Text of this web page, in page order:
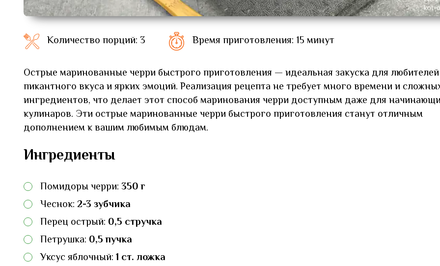
Количество порций: 3 Время приготовления: 15 минут
Острые маринованные черри быстрого приготовления — идеальная закуска для любителей
пикантного вкуса и ярких эмоций. Реализация рецепта не требует много времени и
ингредиентов, что делает этот способ маринования черри доступным даже для
кулинаров. Эти острые маринованные черри быстрого приготовления станут отличным
дополнением к вашим любимым блюдам.
Ингредиенты
Помидоры черри:350 г
Чеснок: 2-3 зубчика
Перец острый: 0,5 стручка
Петрушка: 0,5 пучка
Уксус яблочный:1 ст. ложка